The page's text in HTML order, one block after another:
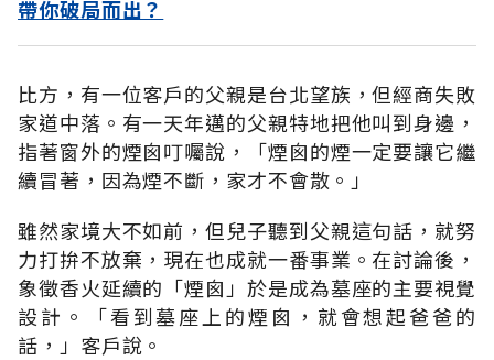
帶你破局而出？
比方，有一位客戶的父親是台北望族，但經商失敗
家道中落。有一天年邁的父親特地把他叫到身邊，
指著窗外的煙囪叮囑說，「煙囪的煙一定要讓它繼
續冒著，因為煙不斷，家才不會散。」
雖然家境大不如前，但兒子聽到父親這句話，就努
力打拚不放棄，現在也成就一番事業。在討論後，
象徵香火延續的「煙囪」於是成為墓座的主要視覺
設計。「看到墓座上的煙囪，就會想起爸爸的
話，」客戶說。